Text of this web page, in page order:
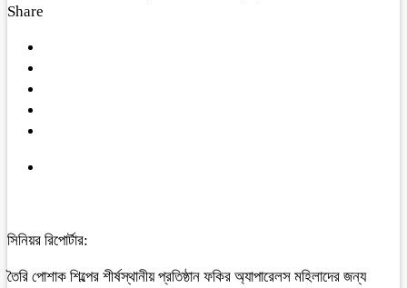
Share
সিনিয়র রিপোর্টার:
তৈরি পোশাক শিল্পের শীর্ষস্থানীয় প্রতিষ্ঠান ফকির অ্যাপারেলস মহিলাদের জন্য